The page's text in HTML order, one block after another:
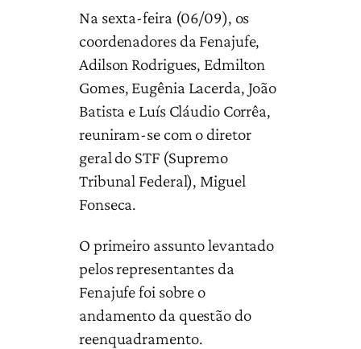
Na sexta-feira (06/09), os
coordenadores da Fenajufe,
Adilson Rodrigues, Edmilton
Gomes, Eugênia Lacerda, João
Batista e Luís Cláudio Corrêa,
reuniram-se com o diretor
geral do STF (Supremo
Tribunal Federal), Miguel
Fonseca.
O primeiro assunto levantado
pelos representantes da
Fenajufe foi sobre o
andamento da questão do
reenquadramento.